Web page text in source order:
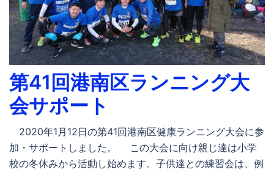
第41回港南区ランニング大
会サポート
2020年1月12日の第41回港南区健康ランニング大会に参
加・サポートしました。 この大会に向け親じ達は小学
校の冬休みから活動し始めます。子供達との練習会は、例